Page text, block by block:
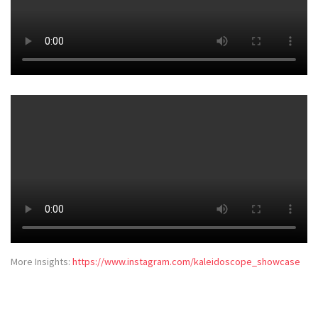
More Insights: https://www.instagram.com/kaleidoscope_showcase